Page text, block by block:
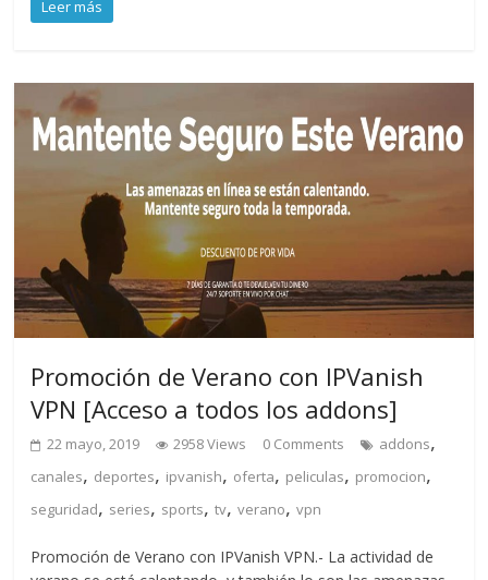
Leer más
Promoción de Verano con IPVanish
VPN [Acceso a todos los addons]
22 mayo, 2019 2958 Views 0 Comments addons,
canales, deportes, ipvanish, oferta, peliculas, promocion,
seguridad, series, sports,tv,verano,vpn
Promoción de Verano con IPVanish VPN.- La actividad de